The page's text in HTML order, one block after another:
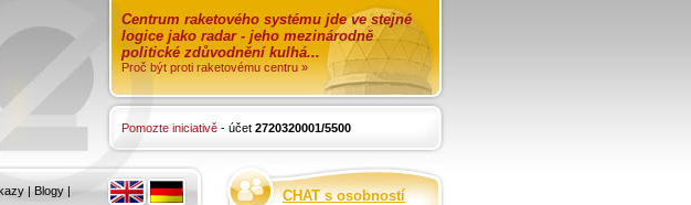
Centrum raketového systému jde ve stejné
logice jako radar - jeho mezinárodně
politické zdůvodnění kulhá...
Proč být proti raketovému centru »
Pomozte iniciativě - účet 2720320001/5500
| Blogy | CHAT s osobností